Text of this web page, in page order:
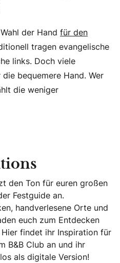
der Hand für den
tragen evangelische
links. Doch viele
bequemere Hand. Wer
die weniger
den Ton für euren großen
Festguide an.
handverlesene Orte und
euch zum Entdecken
findet ihr Inspiration für
B&B Club an und ihr
als digitale Version!